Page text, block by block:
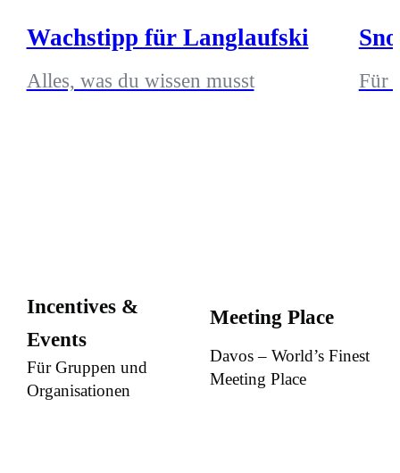
Wachstipp für Langlaufski
Alles, was du wissen musst Für
Incentives &
Events
Für Gruppen und
Organisationen
Meeting Place
Davos – World’s Finest
Meeting Place